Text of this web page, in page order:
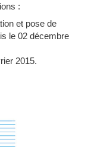
:
et pose de
le 02 décembre
2015.